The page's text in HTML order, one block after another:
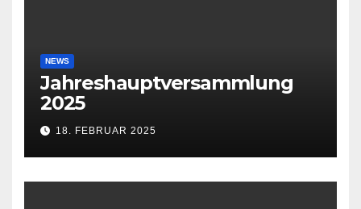
NEWS
Jahreshauptversammlung
2025
18. FEBRUAR 2025